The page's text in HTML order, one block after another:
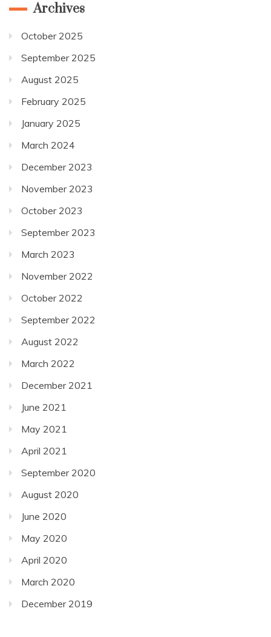
Archives
October 2025
September 2025
August 2025
February 2025
January 2025
March 2024
December 2023
November 2023
October 2023
September 2023
March 2023
November 2022
October 2022
September 2022
August 2022
March 2022
December 2021
June 2021
May 2021
April 2021
September 2020
August 2020
June 2020
May 2020
April 2020
March 2020
December 2019